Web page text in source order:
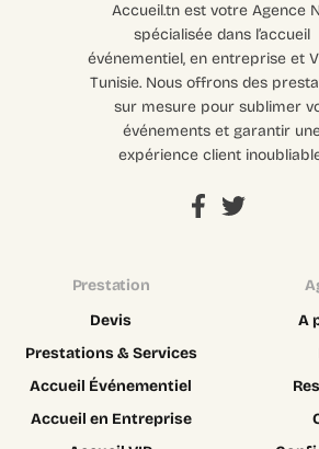
Accueil.tn est votre Agence
spécialisée dans l’accueil
événementiel, en entreprise et
Tunisie. Nous offrons des
sur mesure pour sublimer
événements et garantir
expérience client
Prestation
Devis
Prestations & Services
Accueil Événementiel
Accueil en Entreprise
A